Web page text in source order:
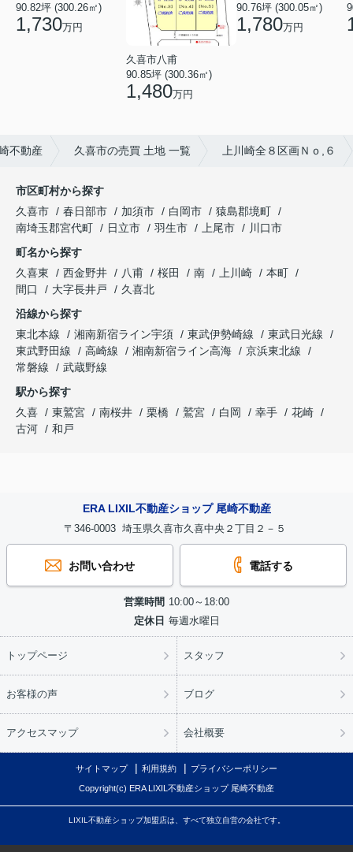
90.82坪 (300.26㎡)
1,730万円
久喜市八甫
90.85坪 (300.36㎡)
1,480万円
90.76坪 (300.05㎡)
1,780万円
不動産 久喜市の売買 土地 一覧 上川崎全８区画Ｎｏ,６
市区町村から探す
久喜市
春日部市 加須市 白岡市
猿島郡境町
南埼玉郡宮代町
日立市 羽生市 上尾市
川口市
町名から探す
久喜東
西金野井 八甫 桜田 南 上川崎
本町
間口
大字長井戸
久喜北
沿線から探す
東北本線
湘南新宿ライン宇須 東武伊勢崎線
東武日光線
東武野田線
高崎線 湘南新宿ライン高海
京浜東北線
常磐線
武蔵野線
駅から探す
久喜
東鷲宮 南桜井 栗橋 鷲宮 白岡 幸手
花崎
古河
和戸
ERA LIXIL不動産ショップ 尾崎不動産
〒346-0003 埼玉県久喜市久喜中央２丁目２－５
お問い合わせ 電話する
営業時間 10:00～18:00
定休日 毎週水曜日
トップページ スタッフ
お客様の声 ブログ
アクセスマップ 会社概要
サイトマップ 利用規約 プライバシーポリシー
Copyright(c) ERA LIXIL不動産ショップ 尾崎不動産
LIXIL不動産ショップ加盟店は、すべて独立自営の会社です。